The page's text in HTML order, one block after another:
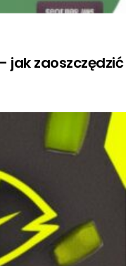
jak zaoszczędzić